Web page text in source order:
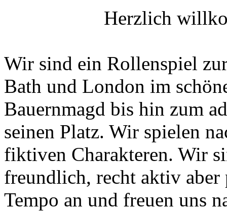
Herzlich
Wir sind ein Rollenspiel
Bath und London im
Bauernmagd bis hin zum
seinen Platz. Wir spielen
fiktiven Charakteren. Wir
freundlich, recht aktiv aber
Tempo an und freuen uns